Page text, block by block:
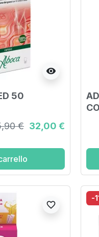
visibility
50
€ 32,00 €
favorite_border
-